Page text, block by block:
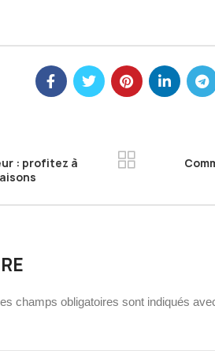
: profitez à
champs obligatoires sont indiqués